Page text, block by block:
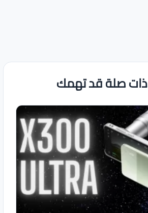
صلة قد تهمك